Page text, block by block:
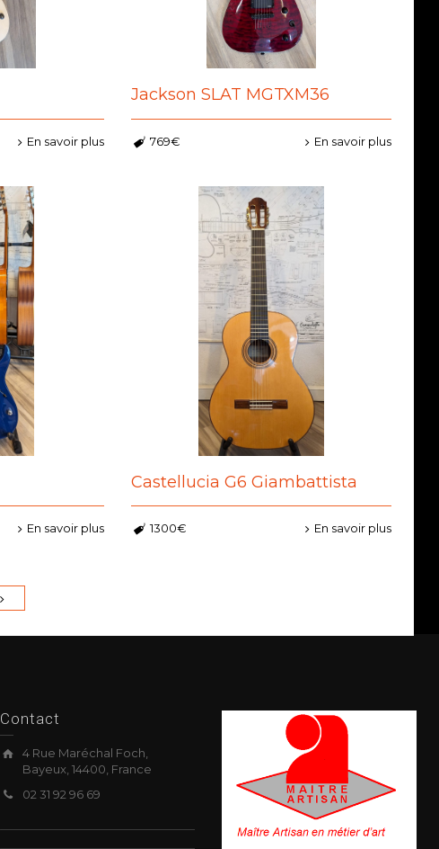
En savoir plus
Jackson SLAT MGTXM36
769€ En savoir plus
En savoir plus
Castellucia G6 Giambattista
1300€ En savoir plus
Contact
4 Rue Maréchal Foch,
Bayeux, 14400, France
02 31 92 96 69